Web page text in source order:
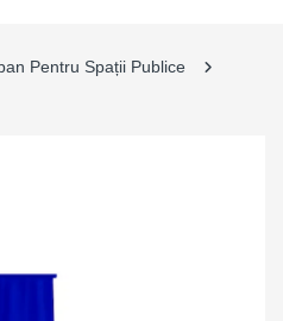
Pentru Spații Publice